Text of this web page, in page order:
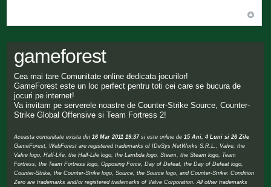
gameforest
Cea mai tare Comunitate online dedicata jocurilor!
GameForest este un loc perfect pentru toti cei care se bucura de
jocuri pe internet!
Va invitam pe serverele noastre de Counter-Strike Source, Counter-
Strike Global Offensive si Team Fortress 2!
Aceasta comunitate exista din16 Mar 2011 19:37si este online de15 Ani, 4 Luni si 26 Zile
GameForest, WebForest are registered trademarks of IDeSys NetWorks S.R.L., Valve, the
Valve logo, Half-Life, the Half-Life logo, the Lambda logo, Steam, the Steam logo, Team
Fortress, the Team Fortress logo, Opposing Force, Day of Defeat, the Day of Defeat logo,
Counter-Strike, the Counter-Strike logo, Source, the Source logo, and Counter-Strike: Condition
Zero are trademarks and/or registered trademarks of Valve Corporation. All other trademarks